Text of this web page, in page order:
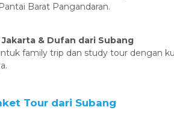
Barat Pangandaran.
& Dufan dari Subang
family trip dan study tour dengan
Tour dari Subang